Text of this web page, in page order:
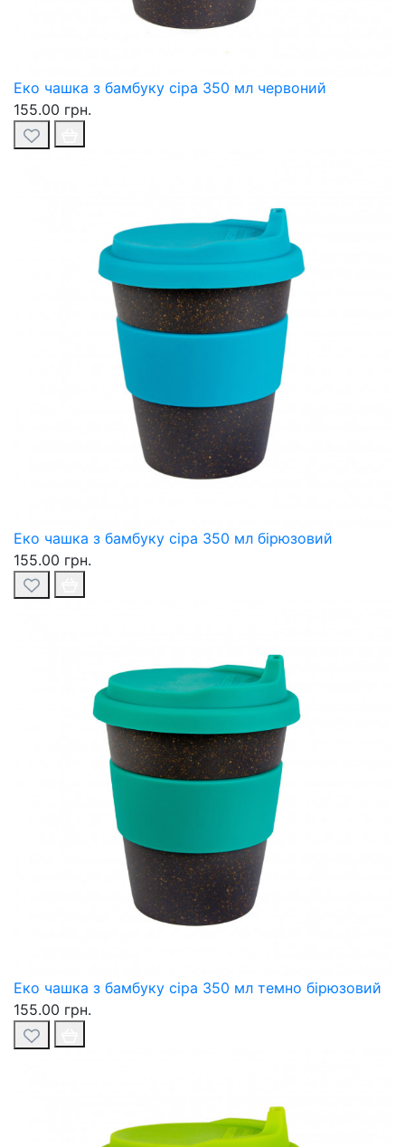
Еко чашка з бамбуку сіра 350 мл червоний
155.00 грн.
Еко чашка з бамбуку сіра 350 мл бірюзовий
155.00 грн.
Еко чашка з бамбуку сіра 350 мл темно бірюзовий
155.00 грн.